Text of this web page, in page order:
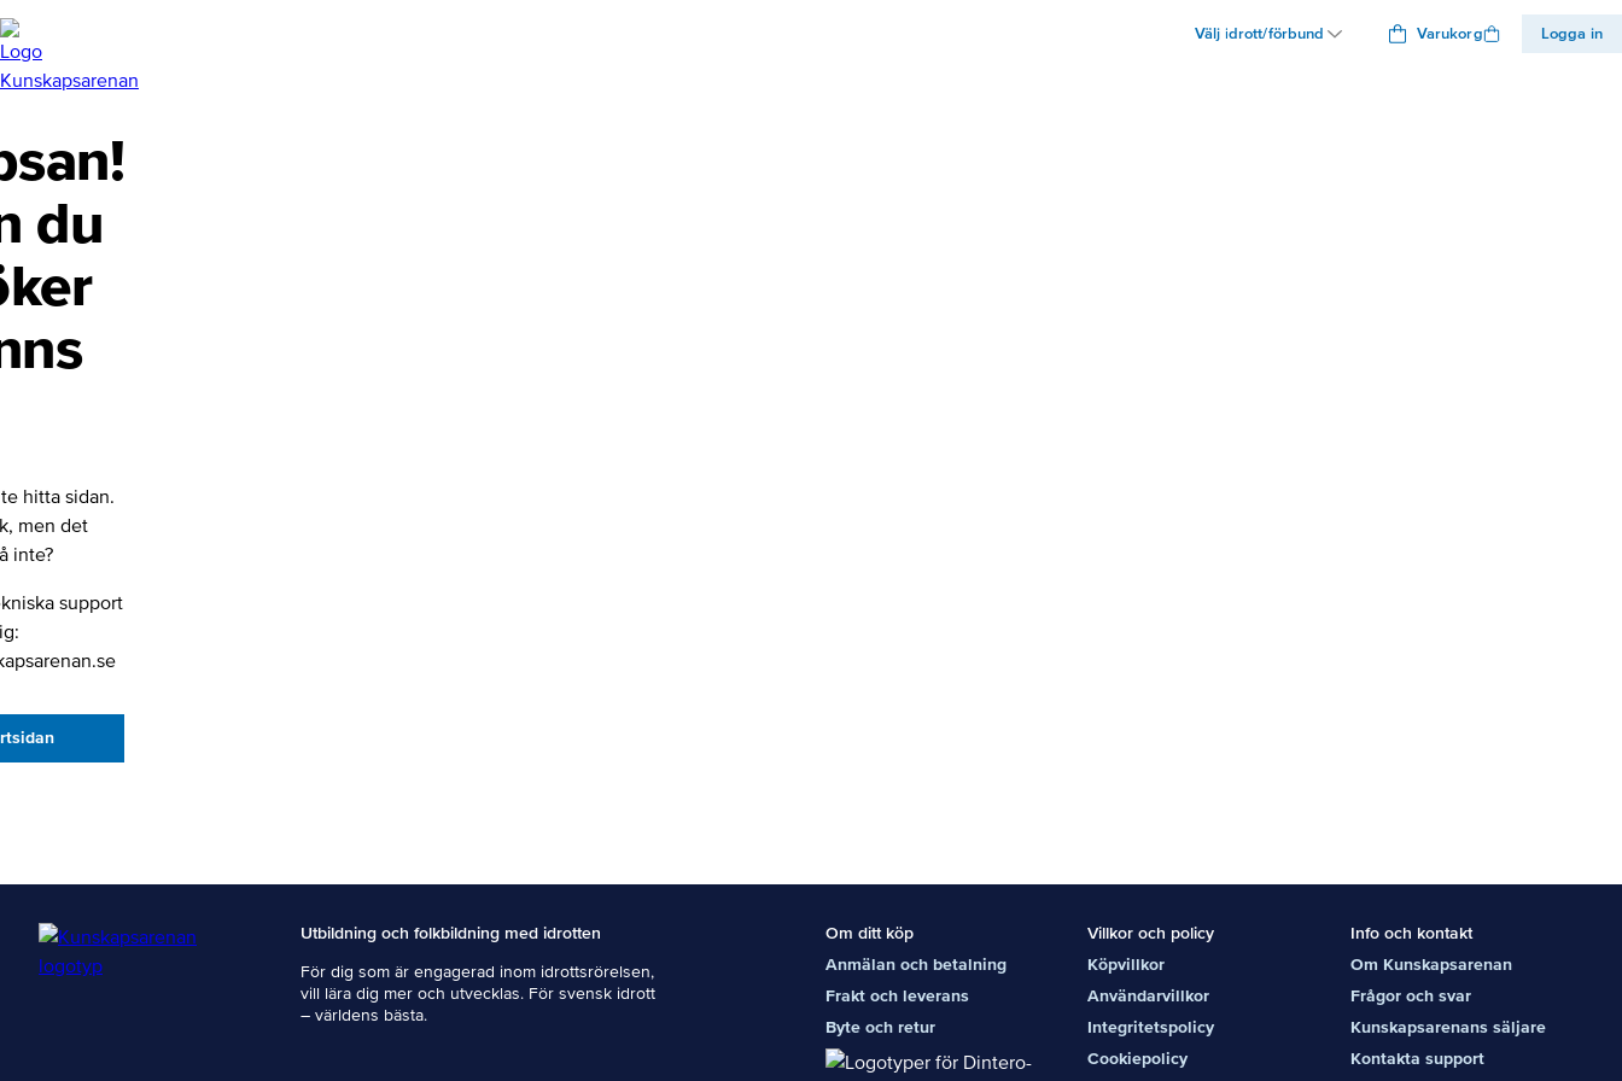
Välj idrott/förbund Varukorg Logga in
du
hitta sidan.
men det
inte?
support
Utbildning och folkbildning med idrotten
För dig som är engagerad inom idrottsrörelsen,
vill lära dig mer och utvecklas. För svensk idrott
– världens bästa.
Om ditt köp
Anmälan och betalning
Frakt och leverans
Byte och retur
Villkor och policy
Köpvillkor
Användarvillkor
Integritetspolicy
Cookiepolicy
Info och kontakt
Om Kunskapsarenan
Frågor och svar
Kunskapsarenans säljare
Kontakta support